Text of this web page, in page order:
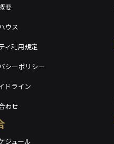
要
ウス
ィ利用規定
シーポリシー
ドライン
わせ
ジュール